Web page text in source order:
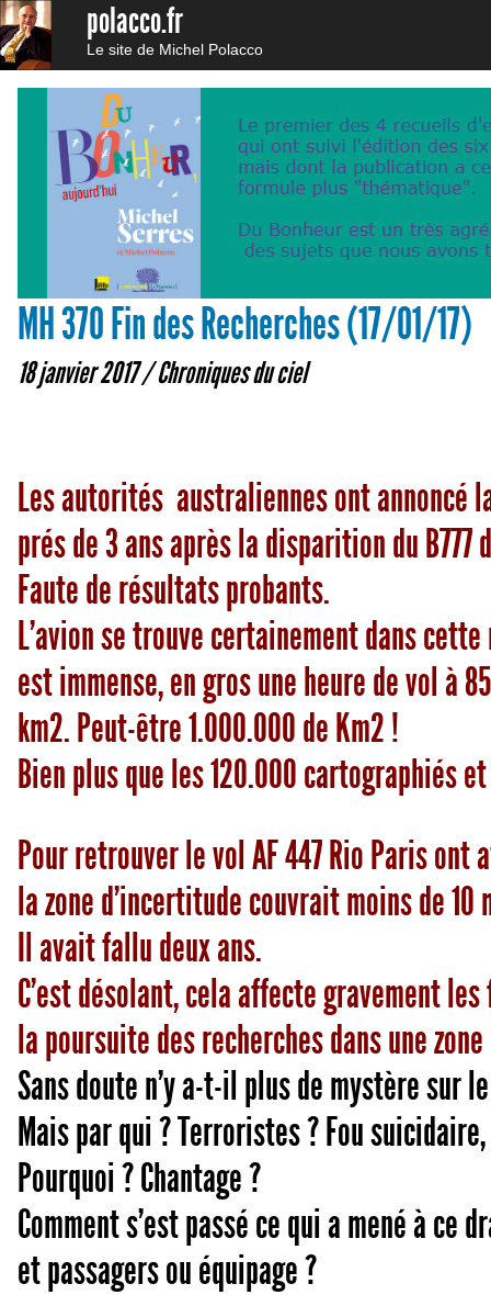
polacco.fr
Le site de Michel Polacco
MH 370 Fin des Recherches (17/01/17)
18 janvier 2017 /Chroniques du ciel
Les autorités australiennes ont annoncé
prés de 3 ans après la disparition du B777
Faute de résultats probants.
L’avion se trouve certainement dans
est immense, en gros une heure de vol à
km2. Peut-être 1.000.000 de Km2 !
Bien plus que les 120.000 cartographiés
Pour retrouver le vol AF 447 Rio Paris ont
la zone d’incertitude couvrait moins de 10
Il avait fallu deux ans.
C’est désolant, cela affecte gravement
la poursuite des recherches dans une
Sans doute n’y a-t-il plus de mystère sur
Mais par qui ? Terroristes ? Fou
Pourquoi ? Chantage ?
Comment s’est passé ce qui a mené à ce
et passagers ou équipage ?